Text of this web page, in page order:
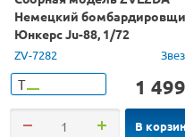
Немецкий
Юнкерс Ju-88, 1/72
ZV-7282
Т 1 499
В